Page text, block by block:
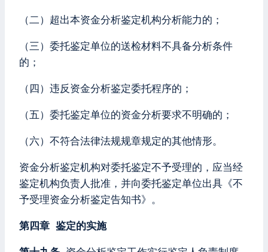
（二）超出本资金分析鉴定机构分析能力的；
（三）委托鉴定单位的送检材料不具备分析条件
的；
（四）违反资金分析鉴定委托程序的；
（五）委托鉴定单位的资金分析要求不明确的；
（六）不符合法律法规规章规定的其他情形。
资金分析鉴定机构对委托鉴定不予受理的，应当经
鉴定机构负责人批准，并向委托鉴定单位出具《不
予受理资金分析鉴定告知书》。
第四章 鉴定的实施